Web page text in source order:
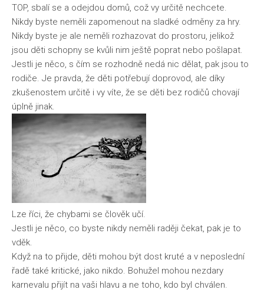
TOP, sbalí se a odejdou domů, což vy určitě nechcete.
Nikdy byste neměli zapomenout na sladké odměny za hry.
Nikdy byste je ale neměli rozhazovat do prostoru, jelikož
jsou děti schopny se kvůli nim ještě poprat nebo pošlapat.
Jestli je něco, s čím se rozhodně nedá nic dělat, pak jsou to
rodiče. Je pravda, že děti potřebují doprovod, ale díky
zkušenostem určitě i vy víte, že se děti bez rodičů chovají
úplně jinak.
Lze říci, že chybami se člověk učí.
Jestli je něco, co byste nikdy neměli raději čekat, pak je to
vděk.
Když na to přijde, děti mohou být dost kruté a v neposlední
řadě také kritické, jako nikdo. Bohužel mohou nezdary
karnevalu přijít na vaši hlavu a ne toho, kdo byl chválen.